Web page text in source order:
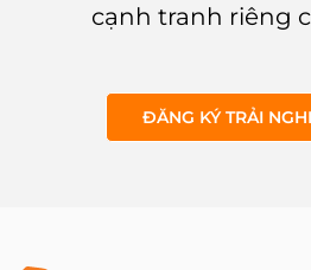
cạnh tranh riêng
ĐĂNG KÝ TRẢI